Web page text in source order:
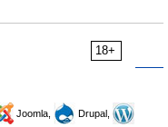
18+
Joomla,
Drupal,